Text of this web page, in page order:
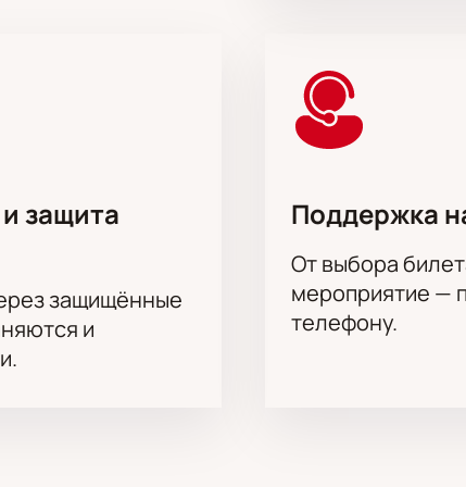
условия бронирования мест на спектакле.
выбрать отдельные зоны в зале для гостей. Наши
и рассадки.
мл., Андрей Гетта, Иван Назаров, Иван Захава,
Рыщенков, Наталья Молева, Владислава
защита
защищённые
и
Поддержка
От выбора
мероприятие —
телефону.